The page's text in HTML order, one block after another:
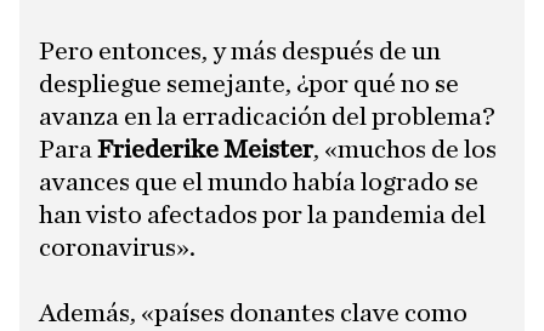
​Pero entonces, y más después de un
despliegue semejante, ¿por qué no se
avanza en la erradicación del problema?
Para Friederike Meister, «muchos de los
avances que el mundo había logrado se
han visto afectados por la pandemia del
coronavirus».
Además,​ «países donantes clave como